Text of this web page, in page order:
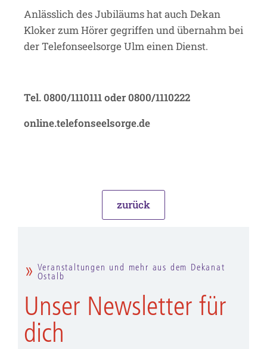
Anlässlich des Jubiläums hat auch Dekan
Kloker zum Hörer gegriffen und übernahm bei
der Telefonseelsorge Ulm einen Dienst.
Tel. 0800/1110111 oder 0800/1110222
online.telefonseelsorge.de
zurück
Veranstaltungen und mehr aus dem Dekanat
Ostalb
Unser Newsletter für
dich